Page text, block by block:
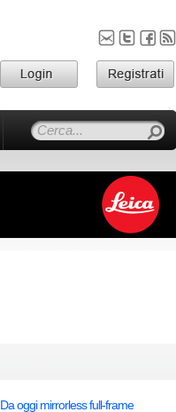
Da oggi mirrorless full-frame